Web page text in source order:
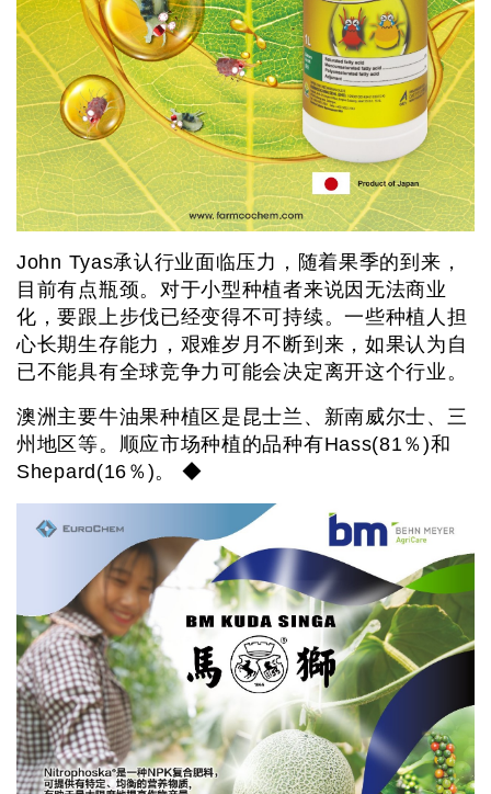
John Tyas承认行业面临压力，随着果季的到来，
目前有点瓶颈。对于小型种植者来说因无法商业
化，要跟上步伐已经变得不可持续。一些种植人担
心长期生存能力，艰难岁月不断到来，如果认为自
已不能具有全球竞争力可能会决定离开这个行业。
澳洲主要牛油果种植区是昆士兰、新南威尔士、三
州地区等。顺应市场种植的品种有Hass(81％)和
Shepard(16％)。 ◆